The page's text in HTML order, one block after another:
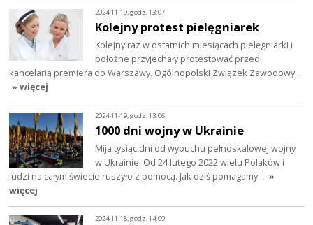
2024-11-19, godz. 13:07
Kolejny protest pielęgniarek
Kolejny raz w ostatnich miesiącach pielęgniarki i
położne przyjechały protestować przed
kancelarią premiera do Warszawy. Ogólnopolski Związek Zawodowy…
» więcej
2024-11-19, godz. 13:06
1000 dni wojny w Ukrainie
Mija tysiąc dni od wybuchu pełnoskalowej wojny
w Ukrainie. Od 24 lutego 2022 wielu Polaków i
ludzi na całym świecie ruszyło z pomocą. Jak dziś pomagamy… »
więcej
2024-11-18, godz. 14:09